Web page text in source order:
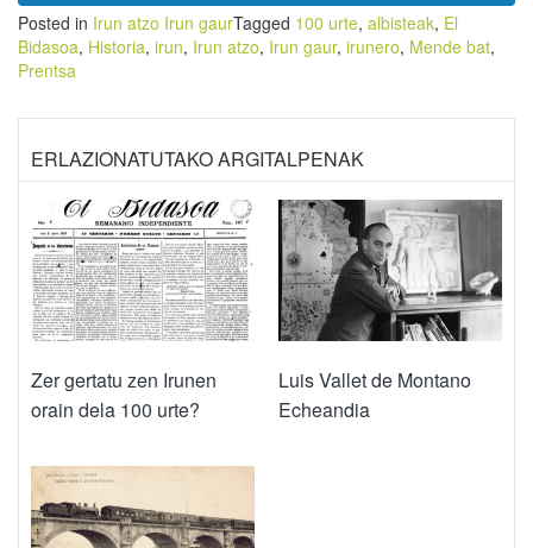
Posted in Irun atzo Irun gaurTagged 100 urte, albisteak, El
Bidasoa, Historia, irun, Irun atzo, Irun gaur, irunero, Mende bat,
Prentsa
ERLAZIONATUTAKO ARGITALPENAK
Zer gertatu zen Irunen
orain dela 100 urte?
Luis Vallet de Montano
Echeandia